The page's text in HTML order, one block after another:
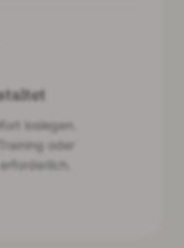
loslegen.
oder